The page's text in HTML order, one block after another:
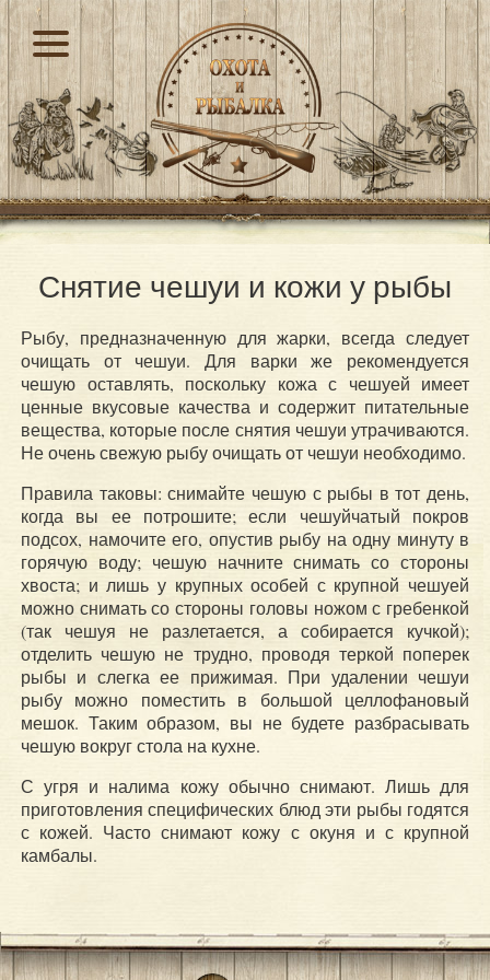
Снятие чешуи и кожи у рыбы
Рыбу, предназначенную для жарки, всегда следует
очищать от чешуи. Для варки же рекомендуется
чешую оставлять, поскольку кожа с чешуей имеет
ценные вкусовые качества и содержит питательные
вещества, которые после снятия чешуи утрачиваются.
Не очень свежую рыбу очищать от чешуи необходимо.
Правила таковы: снимайте чешую с рыбы в тот день,
когда вы ее потрошите; если чешуйчатый покров
подсох, намочите его, опустив рыбу на одну минуту в
горячую воду; чешую начните снимать со стороны
хвоста; и лишь у крупных особей с крупной чешуей
можно снимать со стороны головы ножом с гребенкой
(так чешуя не разлетается, а собирается кучкой);
отделить чешую не трудно, проводя теркой поперек
рыбы и слегка ее прижимая. При удалении чешуи
рыбу можно поместить в большой целлофановый
мешок. Таким образом, вы не будете разбрасывать
чешую вокруг стола на кухне.
С угря и налима кожу обычно снимают. Лишь для
приготовления специфических блюд эти рыбы годятся
с кожей. Часто снимают кожу с окуня и с крупной
камбалы.